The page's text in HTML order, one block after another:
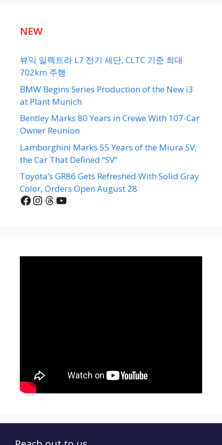
NEW
뷰익 일렉트라 L7 전기 세단, CLTC 기준 최대
702km 주행
BMW Begins Series Production of the New i3
at Plant Munich
Bentley Marks 80 Years in Crewe With 107-Car
Owner Reunion
Lamborghini Marks 55 Years of the Miura SV,
the Car That Defined “SV”
Toyota’s GR86 Gets Refreshed With Solid Gray
Color, Orders Open August 28
Facebook
Instagram
Threads
YouTube